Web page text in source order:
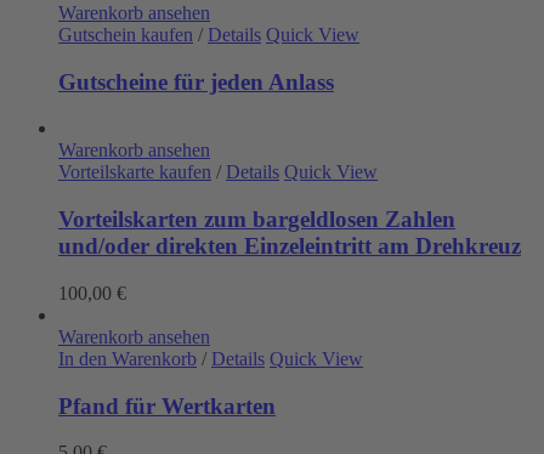
Warenkorb ansehen
Gutschein kaufen / Details Quick View
Gutscheine für jeden Anlass
Warenkorb ansehen
Vorteilskarte kaufen / Details Quick View
Vorteilskarten zum bargeldlosen Zahlen
und/oder direkten Einzeleintritt am Drehkreuz
100,00 €
Warenkorb ansehen
In den Warenkorb / Details Quick View
Pfand für Wertkarten